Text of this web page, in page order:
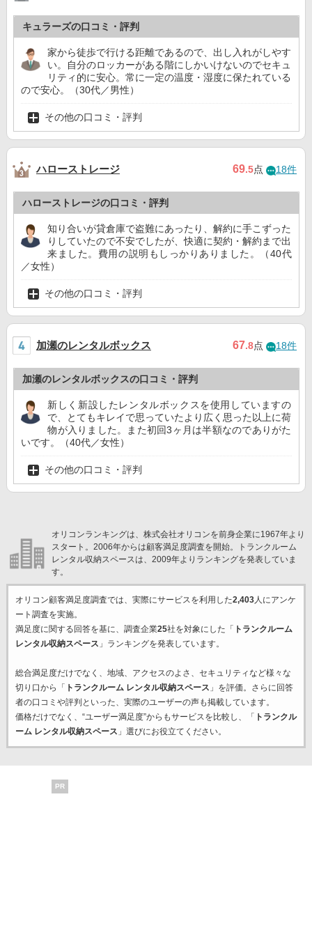
キュラーズの口コミ・評判
家から徒歩で行ける距離であるので、出し入れがしやす
い。自分のロッカーがある階にしかいけないのでセキュ
リティ的に安心。常に一定の温度・湿度に保たれている
ので安心。（30代／男性）
その他の口コミ・評判
ハローストレージ 69.5点 18件
ハローストレージの口コミ・評判
知り合いが貸倉庫で盗難にあったり、解約に手こずった
りしていたので不安でしたが、快適に契約・解約まで出
来ました。費用の説明もしっかりありました。（40代
／女性）
その他の口コミ・評判
加瀬のレンタルボックス 67.8点 18件
加瀬のレンタルボックスの口コミ・評判
新しく新設したレンタルボックスを使用していますの
で、とてもキレイで思っていたより広く思った以上に荷
物が入りました。また初回3ヶ月は半額なのでありがた
いです。（40代／女性）
その他の口コミ・評判
オリコンランキングは、株式会社オリコンを前身企業に1967年より
スタート。2006年からは顧客満足度調査を開始。トランクルーム
レンタル収納スペースは、2009年よりランキングを発表していま
す。
オリコン顧客満足度調査では、実際にサービスを利用した2,403人にアンケ
ート調査を実施。
満足度に関する回答を基に、調査企業25社を対象にした「
トランクルーム
レンタル収納スペース 」ランキングを発表しています。
総合満足度だけでなく、地域、アクセスのよさ、セキュリティなど様々な
切り口から「
トランクルーム レンタル収納スペース 」を評価。さらに回答
者の口コミや評判といった、実際のユーザーの声も掲載しています。
価格だけでなく、“ユーザー満足度”からもサービスを比較し、「
トランクル
ーム レンタル収納スペース 」選びにお役立てください。
PR